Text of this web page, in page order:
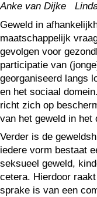
Anke van Dijke
Geweld in
maatschappelijk
gevolgen voor
participatie van
georganiseerd langs
en het sociaal
richt zich op
van het geweld in het
Verder is de
iedere vorm bestaat
seksueel geweld,
cetera. Hierdoor
sprake is van een